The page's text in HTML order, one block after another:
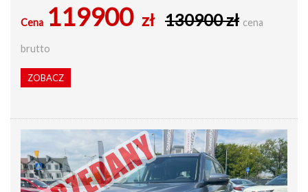
Cena 119900 zł 130900 zł cena
brutto
ZOBACZ